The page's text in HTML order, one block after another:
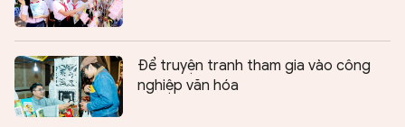
Để truyện tranh tham gia vào công
nghiệp văn hóa